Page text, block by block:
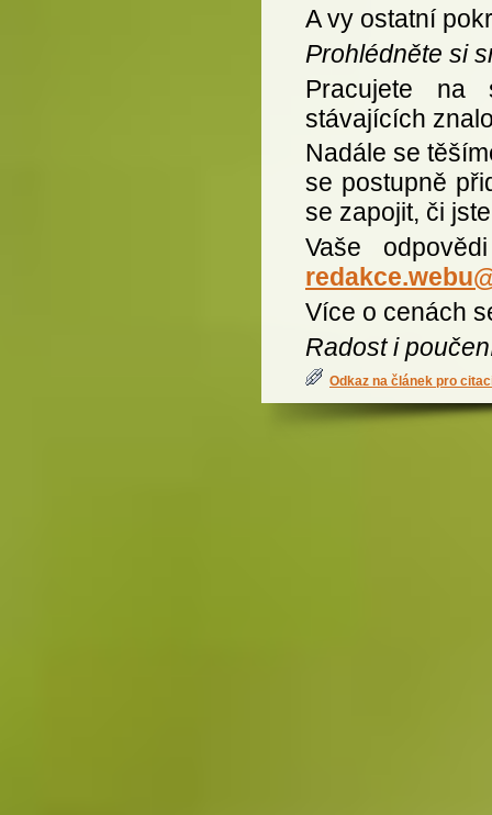
A vy ostatní
Prohlédněte si
Pracujete na
stávajících
Nadále se
se postupně
se zapojit, či
Vaše
Více o cenách
Radost i
Odkaz na článek pro